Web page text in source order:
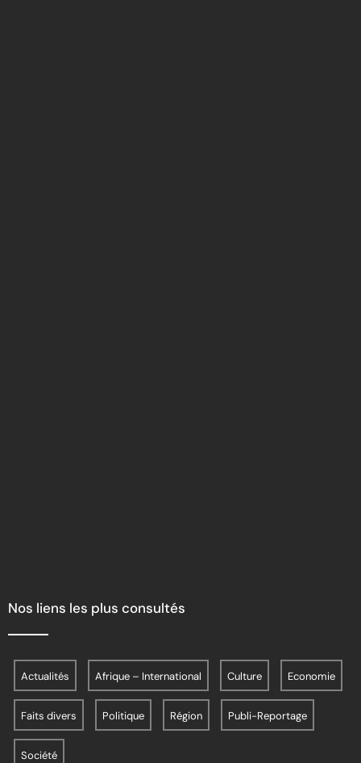
Nos liens les plus consultés
Actualités Afrique – International Culture Economie
Faits divers Politique Région Publi-Reportage
Société